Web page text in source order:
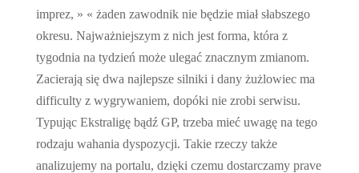
imprez, » « żaden zawodnik nie będzie miał słabszego
okresu. Najważniejszym z nich jest forma, która z
tygodnia na tydzień może ulegać znacznym zmianom.
Zacierają się dwa najlepsze silniki i dany żużlowiec ma
difficulty z wygrywaniem, dopóki nie zrobi serwisu.
Typując Ekstraligę bądź GP, trzeba mieć uwagę na tego
rodzaju wahania dyspozycji. Takie rzeczy także
analizujemy na portalu, dzięki czemu dostarczamy prave